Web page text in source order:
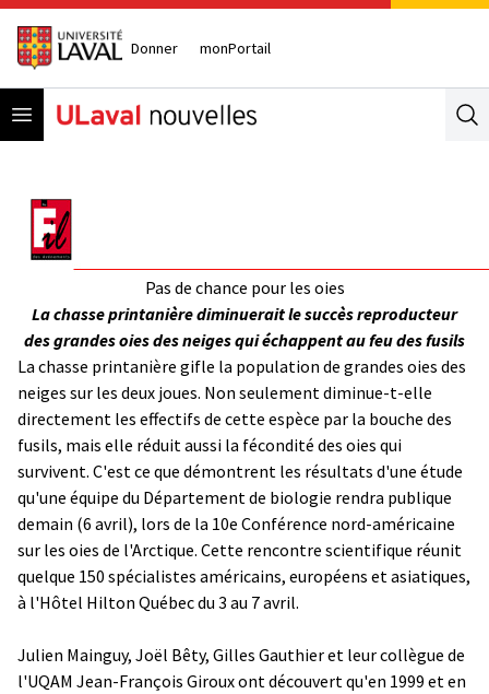
Donner monPortail
Open menu
Pas de chance pour les oies
La chasse printanière diminuerait le succès reproducteur
des grandes oies des neiges qui échappent au feu des fusils
La chasse printanière gifle la population de grandes oies des
neiges sur les deux joues. Non seulement diminue-t-elle
directement les effectifs de cette espèce par la bouche des
fusils, mais elle réduit aussi la fécondité des oies qui
survivent. C'est ce que démontrent les résultats d'une étude
qu'une équipe du Département de biologie rendra publique
demain (6 avril), lors de la 10e Conférence nord-américaine
sur les oies de l'Arctique. Cette rencontre scientifique réunit
quelque 150 spécialistes américains, européens et asiatiques,
à l'Hôtel Hilton Québec du 3 au 7 avril.
Julien Mainguy, Joël Bêty, Gilles Gauthier et leur collègue de
l'UQAM Jean-François Giroux ont découvert qu'en 1999 et en